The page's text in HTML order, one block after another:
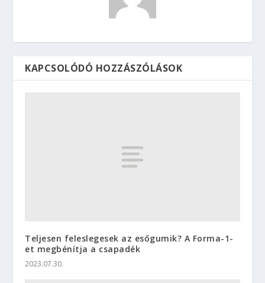
KAPCSOLÓDÓ HOZZÁSZÓLÁSOK
Teljesen feleslegesek az esőgumik? A Forma-1-
et megbénítja a csapadék
2023.07.30.